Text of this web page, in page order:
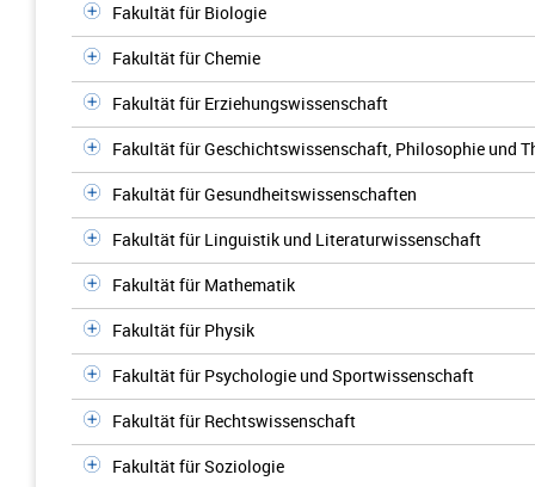
Fakultät für Biologie
Fakultät für Chemie
Fakultät für Erziehungswissenschaft
Fakultät für Geschichtswissenschaft, Philosophie und
Fakultät für Gesundheitswissenschaften
Fakultät für Linguistik und Literaturwissenschaft
Fakultät für Mathematik
Fakultät für Physik
Fakultät für Psychologie und Sportwissenschaft
Fakultät für Rechtswissenschaft
Fakultät für Soziologie